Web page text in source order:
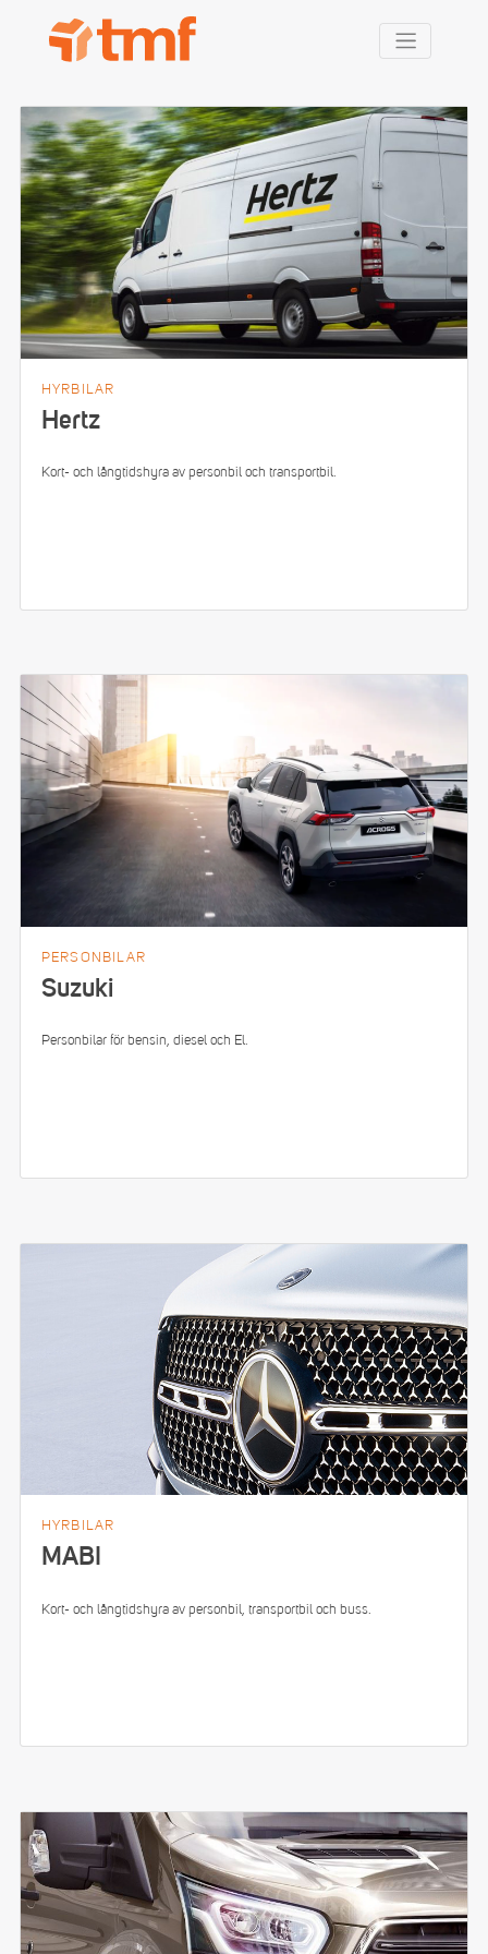
HYRBILAR
Hertz
Kort- och långtidshyra av personbil och transportbil.
PERSONBILAR
Suzuki
Personbilar för bensin, diesel och El.
HYRBILAR
MABI
Kort- och långtidshyra av personbil, transportbil och buss.